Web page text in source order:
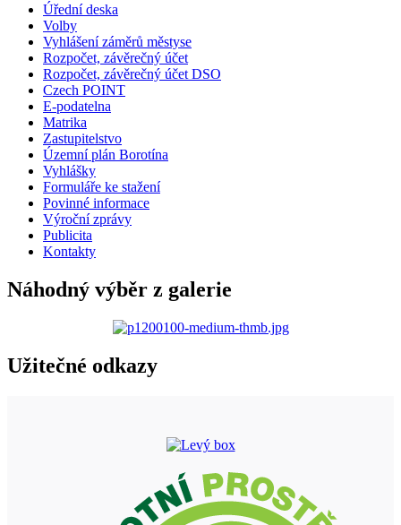
Úřední deska
Volby
Vyhlášení záměrů městyse
Rozpočet, závěrečný účet
Rozpočet, závěrečný účet DSO
Czech POINT
E-podatelna
Matrika
Zastupitelstvo
Územní plán Borotína
Vyhlášky
Formuláře ke stažení
Povinné informace
Výroční zprávy
Publicita
Kontakty
Náhodný výběr z galerie
Užitečné odkazy